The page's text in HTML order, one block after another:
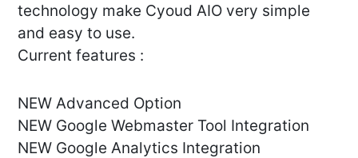
technology make Cyoud AIO very simple
and easy to use.
Current features :
NEW Advanced Option
NEW Google Webmaster Tool Integration
NEW Google Analytics Integration